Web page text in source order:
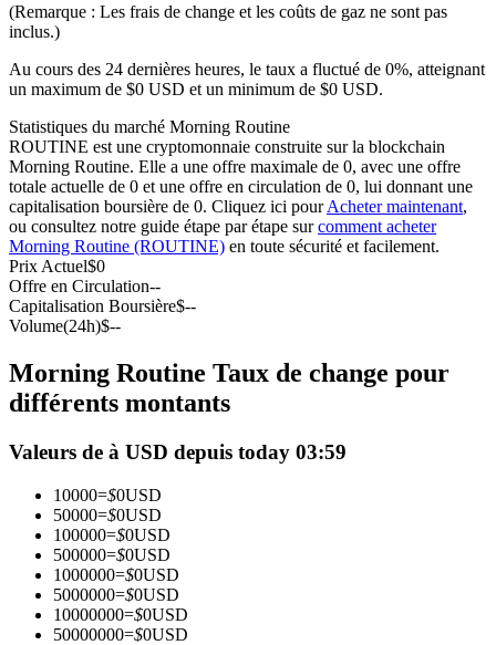
Futures USDC
Futures utilisant l'USDC comme garantie
(Remarque : Les frais de change et les coûts de gaz ne sont pas
inclus.)
Au cours des 24 dernières heures, le taux a fluctué de 0%, atteignant
un maximum de $0 USD et un minimum de $0 USD.
Statistiques du marché Morning Routine
ROUTINE est une cryptomonnaie construite sur la blockchain
Morning Routine. Elle a une offre maximale de 0, avec une offre
totale actuelle de 0 et une offre en circulation de 0, lui donnant une
capitalisation boursière de 0. Cliquez ici pourAcheter maintenant,
ou consultez notre guide étape par étape surcomment acheter
Morning Routine (ROUTINE) en toute sécurité et facilement.
Prix Actuel$0
Offre en Circulation--
Capitalisation Boursière$--
Volume(24h)$--
Morning Routine Taux de change pour
différents montants
Valeurs de à USD depuis today 03:59
10000=$0USD
50000=$0USD
100000=$0USD
500000=$0USD
1000000=$0USD
5000000=$0USD
10000000=$0USD
50000000=$0USD